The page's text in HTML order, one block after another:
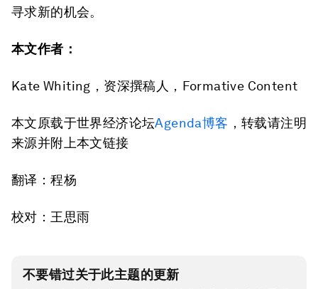
寻求新的机会。
本文作者：
Kate Whiting，资深撰稿人，Formative Content
本文原载于世界经济论坛Agenda博客 ，转载请注明
来源并附上本文链接
翻译：程杨
校对：王思雨
不要错过关于此主题的更新